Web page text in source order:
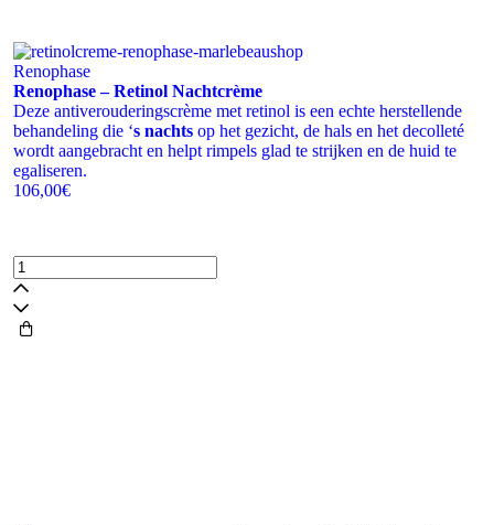
Renophase
Renophase – Retinol Nachtcrème
Deze antiverouderingscrème met retinol is een echte herstellende
behandeling die ‘s nachts op het gezicht, de hals en het decolleté
wordt aangebracht en helpt rimpels glad te strijken en de huid te
egaliseren.
106,00€
Renophase
-
Retinol
Nachtcrème